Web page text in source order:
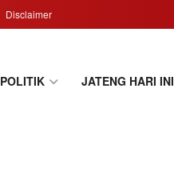
Disclaimer
POLITIK JATENG HARI INI